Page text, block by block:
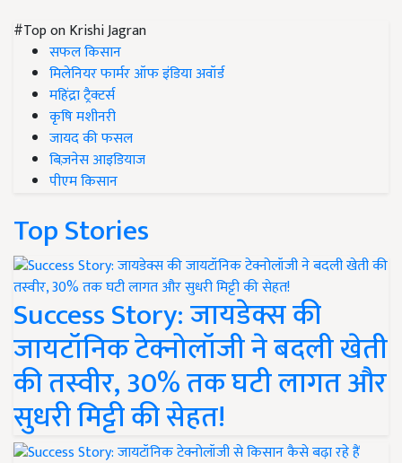
#Top on Krishi Jagran
सफल किसान
मिलेनियर फार्मर ऑफ इंडिया अवॉर्ड
महिंद्रा ट्रैक्टर्स
कृषि मशीनरी
जायद की फसल
बिज़नेस आइडियाज
पीएम किसान
Top Stories
Success Story: जायडेक्स की
जायटॉनिक टेक्नोलॉजी ने बदली खेती
की तस्वीर, 30% तक घटी लागत और
सुधरी मिट्टी की सेहत!